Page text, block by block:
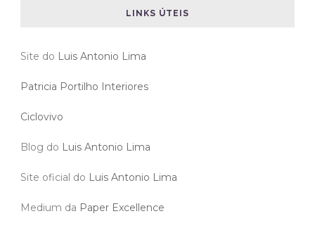
LINKS ÚTEIS
Site do Luis Antonio Lima
Patricia Portilho Interiores
Ciclovivo
Blog do Luis Antonio Lima
Site oficial do Luis Antonio Lima
Medium da Paper Excellence